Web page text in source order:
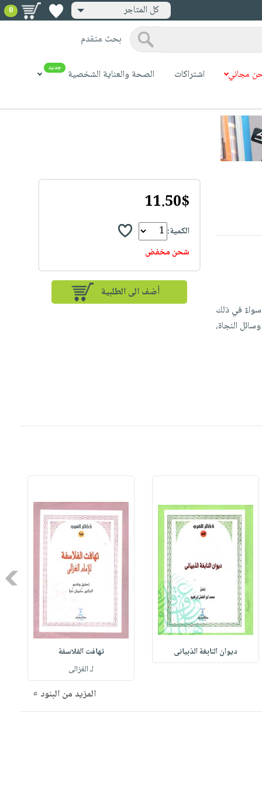
كل المتاجر 0
بحث متقدم
مجاني اشتراكات الصحة والعناية الشخصية جديد
في ذلك
النجاة،
11.50$
الكمية:
شحن مخفض
أضف الى الطلبية
ديوان النابغة الذبيانى
تهافت الفلاسفة
لـ الغزالى
المزيد من البنود »